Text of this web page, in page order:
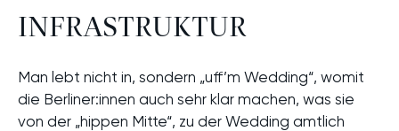
INFRASTRUKTUR
Man lebt nicht in, sondern „uff’m Wedding“, womit
die Berliner:innen auch sehr klar machen, was sie
von der „hippen Mitte“, zu der Wedding amtlich